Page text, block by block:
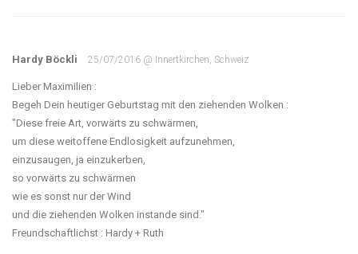
Hardy Böckli 25/07/2016 @ Innertkirchen, Schweiz
Lieber Maximilien :
Begeh Dein heutiger Geburtstag mit den ziehenden Wolken :
"Diese freie Art, vorwärts zu schwärmen,
um diese weitoffene Endlosigkeit aufzunehmen,
einzusaugen, ja einzukerben,
so vorwärts zu schwärmen
wie es sonst nur der Wind
und die ziehenden Wolken instande sind."
Freundschaftlichst : Hardy + Ruth